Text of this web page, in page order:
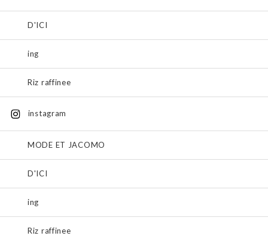
D'ICI
ing
Riz raffinee
instagram
MODE ET JACOMO
D'ICI
ing
Riz raffinee